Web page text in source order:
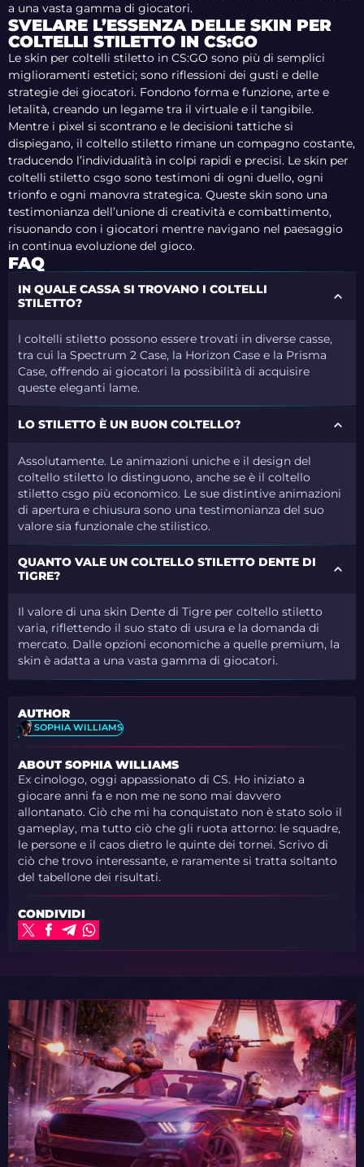
a una vasta gamma di giocatori.
SVELARE L’ESSENZA DELLE SKIN PER
COLTELLI STILETTO IN CS:GO
Le skin per coltelli stiletto in CS:GO sono più di semplici
miglioramenti estetici; sono riflessioni dei gusti e delle
strategie dei giocatori. Fondono forma e funzione, arte e
letalità, creando un legame tra il virtuale e il tangibile.
Mentre i pixel si scontrano e le decisioni tattiche si
dispiegano, il coltello stiletto rimane un compagno costante,
traducendo l’individualità in colpi rapidi e precisi. Le skin per
coltelli stiletto csgo sono testimoni di ogni duello, ogni
trionfo e ogni manovra strategica. Queste skin sono una
testimonianza dell’unione di creatività e combattimento,
risuonando con i giocatori mentre navigano nel paesaggio
in continua evoluzione del gioco.
FAQ
IN QUALE CASSA SI TROVANO I COLTELLI
STILETTO?
I coltelli stiletto possono essere trovati in diverse casse,
tra cui la Spectrum 2 Case, la Horizon Case e la Prisma
Case, offrendo ai giocatori la possibilità di acquisire
queste eleganti lame.
LO STILETTO È UN BUON COLTELLO?
Assolutamente. Le animazioni uniche e il design del
coltello stiletto lo distinguono, anche se è il coltello
stiletto csgo più economico. Le sue distintive animazioni
di apertura e chiusura sono una testimonianza del suo
valore sia funzionale che stilistico.
QUANTO VALE UN COLTELLO STILETTO DENTE DI
TIGRE?
Il valore di una skin Dente di Tigre per coltello stiletto
varia, riflettendo il suo stato di usura e la domanda di
mercato. Dalle opzioni economiche a quelle premium, la
skin è adatta a una vasta gamma di giocatori.
AUTHOR
SOPHIA WILLIAMS
ABOUT SOPHIA WILLIAMS
Ex cinologo, oggi appassionato di CS. Ho iniziato a
giocare anni fa e non me ne sono mai davvero
allontanato. Ciò che mi ha conquistato non è stato solo il
gameplay, ma tutto ciò che gli ruota attorno: le squadre,
le persone e il caos dietro le quinte dei tornei. Scrivo di
ciò che trovo interessante, e raramente si tratta soltanto
del tabellone dei risultati.
CONDIVIDI